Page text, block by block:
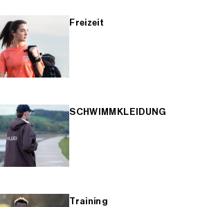
Freizeit
SCHWIMMKLEIDUNG
Training